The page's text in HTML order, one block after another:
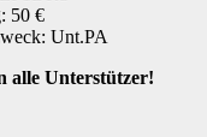
50 €
Unt.PA
alle Unterstützer!